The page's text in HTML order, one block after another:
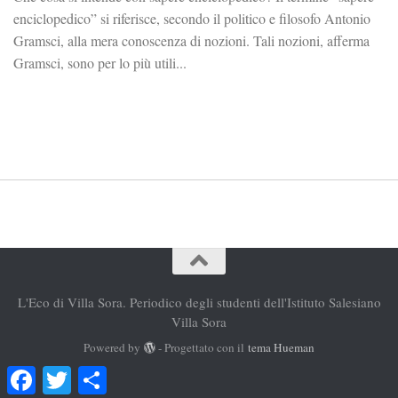
enciclopedico” si riferisce, secondo il politico e filosofo Antonio
Gramsci, alla mera conoscenza di nozioni. Tali nozioni, afferma
Gramsci, sono per lo più utili...
L'Eco di Villa Sora. Periodico degli studenti dell'Istituto Salesiano
Villa Sora
Powered by - Progettato con iltema Hueman
FacebookTwitter